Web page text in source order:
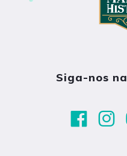
Siga-nos